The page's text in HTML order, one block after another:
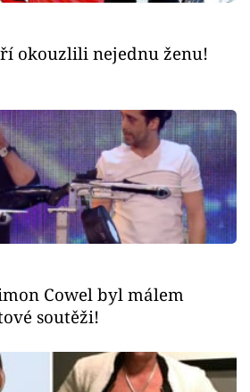
okouzlili nejednu ženu!
Cowel byl málem
soutěži!